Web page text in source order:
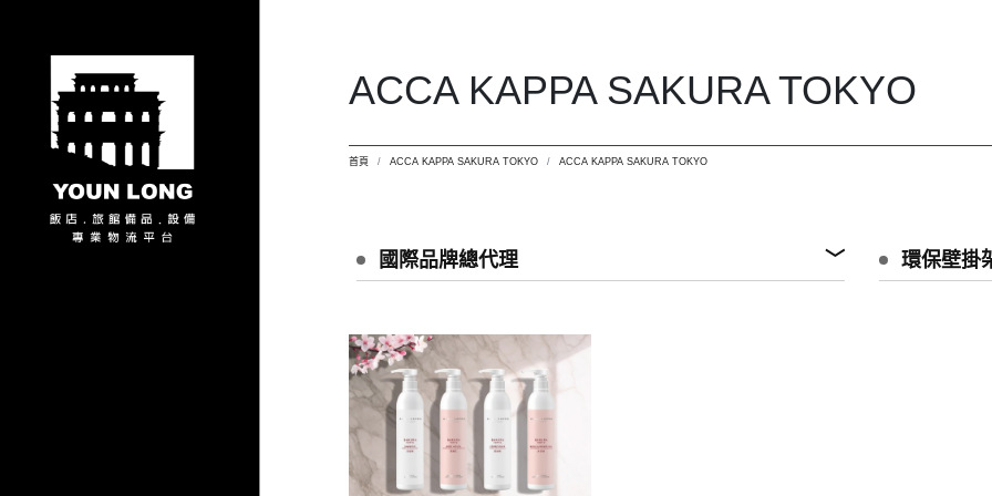
ACCA KAPPA SAKURA TOKYO
首頁 ACCA KAPPA SAKURA TOKYO ACCA KAPPA SAKURA TOKYO
國際品牌總代理 環保壁掛